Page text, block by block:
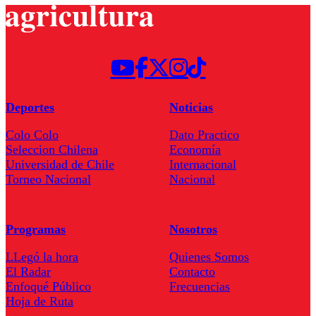
Deportes
Colo Colo
Seleccion Chilena
Universidad de Chile
Torneo Nacional
Noticias
Dato Practico
Economía
Internacional
Nacional
Programas
LLegó la hora
El Radar
Enfoqué Público
Hoja de Ruta
Nosotros
Quienes Somos
Contacto
Frecuencias